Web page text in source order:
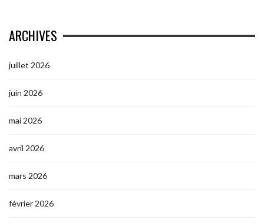
ARCHIVES
juillet 2026
juin 2026
mai 2026
avril 2026
mars 2026
février 2026